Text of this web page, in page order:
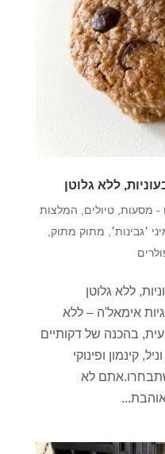
ללא גלוטן
- מסעות, טיולים, המלצות
׳גבינות׳ מתוק מתוק
ללא גלוטן
אימאל'ה – ללא
בהכנה של דקותיים
וניל, קינמון ופינוקי
שתבחרו.אתם לא